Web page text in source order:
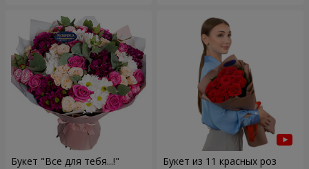
Букет "Все для тебя...!" Букет из 11 красных роз